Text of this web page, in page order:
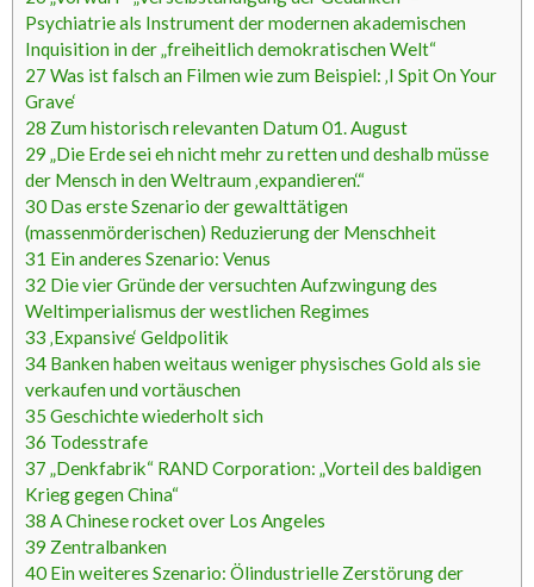
Psychiatrie als Instrument der modernen akademischen
Inquisition in der „freiheitlich demokratischen Welt“
27 Was ist falsch an Filmen wie zum Beispiel: ‚I Spit On Your
Grave‘
28 Zum historisch relevanten Datum 01. August
29 „Die Erde sei eh nicht mehr zu retten und deshalb müsse
der Mensch in den Weltraum ‚expandieren‘.“
30 Das erste Szenario der gewalttätigen
(massenmörderischen) Reduzierung der Menschheit
31 Ein anderes Szenario: Venus
32 Die vier Gründe der versuchten Aufzwingung des
Weltimperialismus der westlichen Regimes
33 ‚Expansive‘ Geldpolitik
34 Banken haben weitaus weniger physisches Gold als sie
verkaufen und vortäuschen
35 Geschichte wiederholt sich
36 Todesstrafe
37 „Denkfabrik“ RAND Corporation: „Vorteil des baldigen
Krieg gegen China“
38 A Chinese rocket over Los Angeles
39 Zentralbanken
40 Ein weiteres Szenario: Ölindustrielle Zerstörung der